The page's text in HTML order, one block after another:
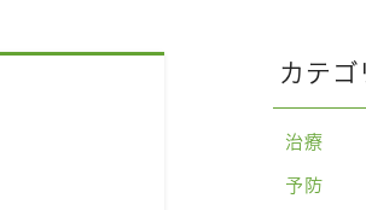
カテゴ
治療
予防